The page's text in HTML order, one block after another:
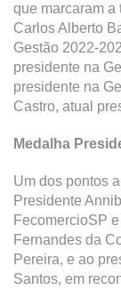
que marcaram a
Carlos Alberto
Gestão 2022-
presidente na
presidente na
Castro, atual
Medalha
Um dos pontos
Presidente
FecomercioSP
Fernandes da
Pereira, e ao
Santos, em